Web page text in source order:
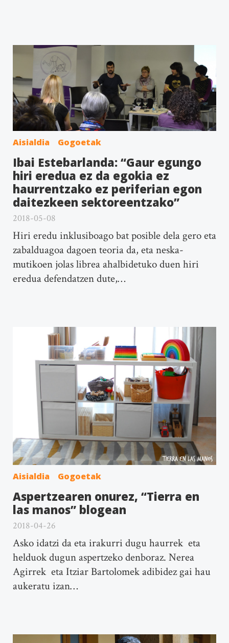
Aisialdia Gogoetak
Ibai Estebarlanda: “Gaur egungo
hiri eredua ez da egokia ez
haurrentzako ez periferian egon
daitezkeen sektoreentzako”
2018-05-08
Hiri eredu inklusiboago bat posible dela gero eta
zabalduagoa dagoen teoria da, eta neska-
mutikoen jolas librea ahalbidetuko duen hiri
eredua defendatzen dute,…
Aisialdia Gogoetak
Aspertzearen onurez, “Tierra en
las manos” blogean
2018-04-26
Asko idatzi da eta irakurri dugu haurrek eta
helduok dugun aspertzeko denboraz. Nerea
Agirrek eta Itziar Bartolomek adibidez gai hau
aukeratu izan…